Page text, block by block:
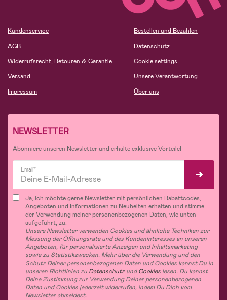
Kundenservice
AGB
Widerrufsrecht, Retouren & Garantie
Versand
Impressum
Bestellen und Bezahlen
Datenschutz
Cookie settings
Unsere Verantwortung
Über uns
NEWSLETTER
Abonniere unseren Newsletter und erhalte exklusive Vorteile!
Email*
Ja, ich möchte gerne Newsletter mit persönlichen Rabattcodes,
Angeboten und Informationen zu Neuheiten erhalten und stimme
der Verwendung meiner personenbezogenen Daten, wie unten
aufgeführt, zu.
Unsere Newsletter verwenden Cookies und ähnliche Techniken zur
Messung der Öffnungsrate und des Kundeninteresses an unseren
Angeboten, für personalisierte Anzeigen und Inhaltsmarketing
sowie zu Statistikzwecken. Mehr über die Verwendung und den
Schutz Deiner personenbezogenen Daten und Cookies kannst Du in
unseren Richtlinien zu DatenschutzundCookies lesen. Du kannst
Deine Zustimmung zur Verwendung Deiner personenbezogenen
Daten und Cookies jederzeit widerrufen, indem Du Dich vom
Newsletter abmeldest.